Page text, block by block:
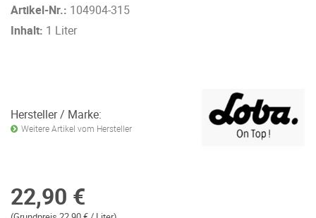
Artikel-Nr.: 104904-315
Inhalt: 1 Liter
Hersteller / Marke:
Weitere Artikel vom Hersteller
22,90 €